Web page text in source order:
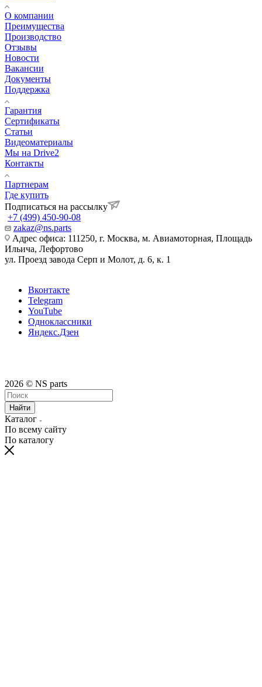
О компании
Преимущества
Производство
Отзывы
Новости
Вакансии
Документы
Поддержка
Гарантия
Сертификаты
Статьи
Видеоматериалы
Мы на Drive2
Контакты
Партнерам
Где купить
Подписаться на рассылку
+7 (499) 450-90-08
zakaz@ns.parts
Адрес офиса: 111250, г. Москва, м. Авиамоторная, Площадь
Ильича, Лефортово
ул. Проезд завода Серп и Молот, д. 6, к. 1
Вконтакте
Telegram
YouTube
Одноклассники
Яндекс.Дзен
2026 © NS parts
Найти
Каталог
По всему сайту
По каталогу